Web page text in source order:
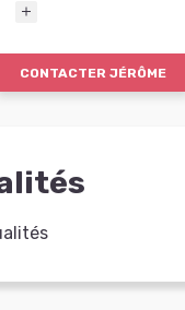
CONTACTER JÉRÔME